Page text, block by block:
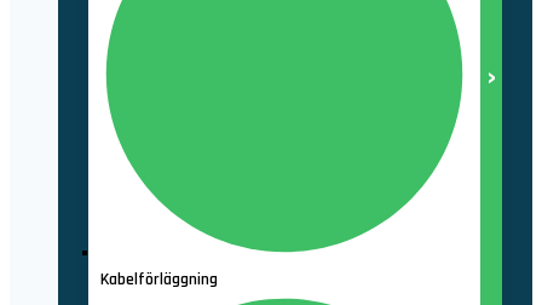
Kabelförläggning